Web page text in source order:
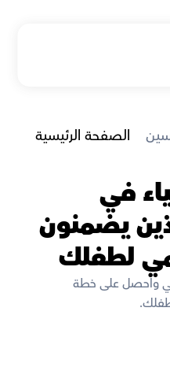
الصفحة الرئيسية
معلمين الكيمياء في
الإسكندرية الذين يضمنون
لطفلك
احجز معلم الكيمياء الخصوصي واحصل على خطة